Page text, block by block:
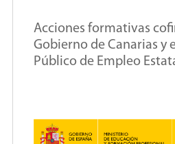
Acciones formativas
Gobierno de Canarias y
Público de Empleo